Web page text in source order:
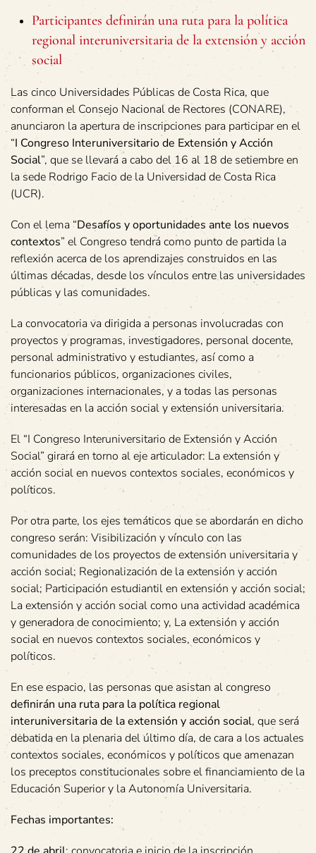
Participantes definirán una ruta para la política
regional interuniversitaria de la extensión y acción
social
Las cinco Universidades Públicas de Costa Rica, que
conforman el Consejo Nacional de Rectores (CONARE),
anunciaron la apertura de inscripciones para participar en el
“I Congreso Interuniversitario de Extensión y Acción
Social”, que se llevará a cabo del 16 al 18 de setiembre en
la sede Rodrigo Facio de la Universidad de Costa Rica
(UCR).
Con el lema “Desafíos y oportunidades ante los nuevos
contextos” el Congreso tendrá como punto de partida la
reflexión acerca de los aprendizajes construidos en las
últimas décadas, desde los vínculos entre las universidades
públicas y las comunidades.
La convocatoria va dirigida a personas involucradas con
proyectos y programas, investigadores, personal docente,
personal administrativo y estudiantes, así como a
funcionarios públicos, organizaciones civiles,
organizaciones internacionales, y a todas las personas
interesadas en la acción social y extensión universitaria.
El “I Congreso Interuniversitario de Extensión y Acción
Social” girará en torno al eje articulador: La extensión y
acción social en nuevos contextos sociales, económicos y
políticos.
Por otra parte, los ejes temáticos que se abordarán en dicho
congreso serán: Visibilización y vínculo con las
comunidades de los proyectos de extensión universitaria y
acción social; Regionalización de la extensión y acción
social; Participación estudiantil en extensión y acción social;
La extensión y acción social como una actividad académica
y generadora de conocimiento; y, La extensión y acción
social en nuevos contextos sociales, económicos y
políticos.
En ese espacio, las personas que asistan al congreso
definirán una ruta para la política regional
interuniversitaria de la extensión y acción social, que será
debatida en la plenaria del último día, de cara a los actuales
contextos sociales, económicos y políticos que amenazan
los preceptos constitucionales sobre el financiamiento de la
Educación Superior y la Autonomía Universitaria.
Fechas importantes: